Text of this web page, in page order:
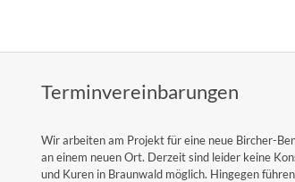
Terminvereinbarungen
Wir arbeiten am Projekt für eine neue Bircher-
an einem neuen Ort. Derzeit sind leider keine
und Kuren in Braunwald möglich. Hingegen